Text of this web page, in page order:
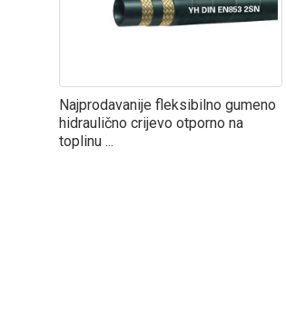
Najprodavanije fleksibilno gumeno
hidraulično crijevo otporno na
toplinu ...